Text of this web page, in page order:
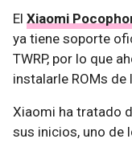
El Xiaomi
ya tiene soporte
TWRP, por lo que
instalarle ROMs de
Xiaomi ha tratado
sus inicios, uno de